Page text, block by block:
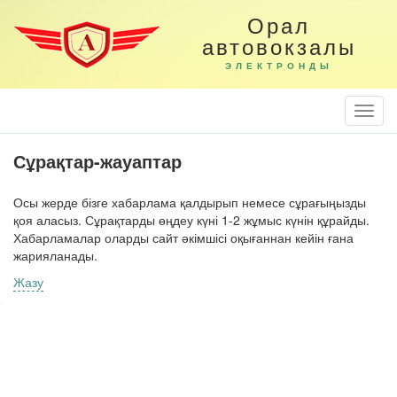
Орал
автовокзалы
ЭЛЕКТРОНДЫ
Сұрақтар-жауаптар
Осы жерде бізге хабарлама қалдырып немесе сұрағыңызды
қоя аласыз. Сұрақтарды өңдеу күні 1-2 жұмыс күнін құрайды.
Хабарламалар оларды сайт әкімшісі оқығаннан кейін ғана
жарияланады.
Жазу